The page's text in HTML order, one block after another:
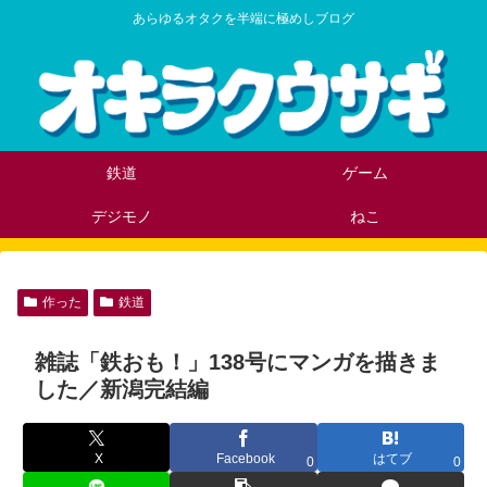
あらゆるオタクを半端に極めしブログ
鉄道 ゲーム
デジモノ ねこ
作った 鉄道
雑誌「鉄おも！」138号にマンガを描きま
した／新潟完結編
X Facebook 0 はてブ 0